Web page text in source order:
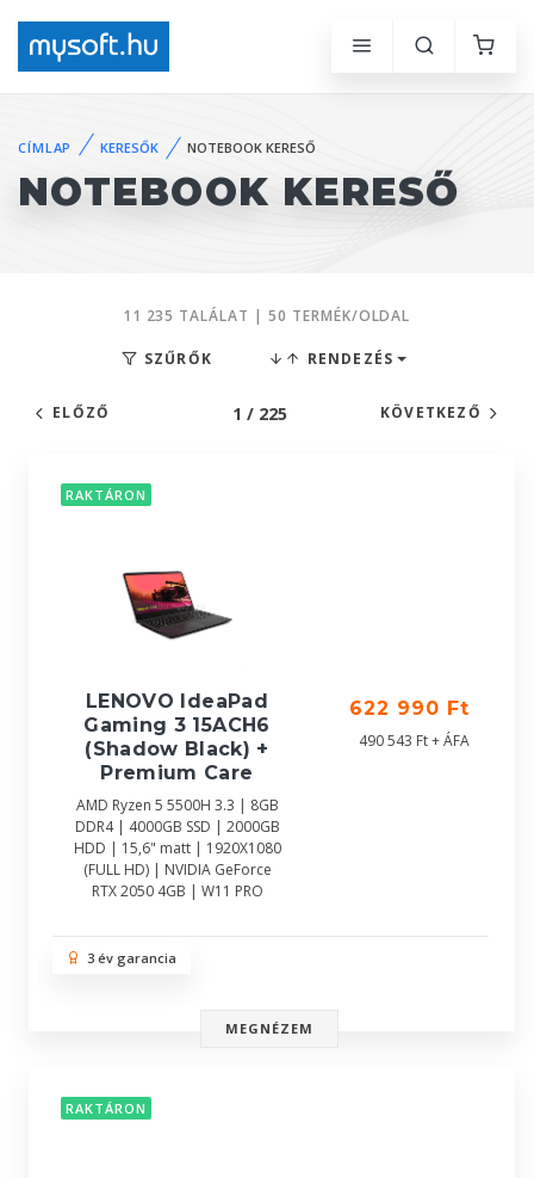
CÍMLAP KERESŐK NOTEBOOK KERESŐ
NOTEBOOK KERESŐ
11 235 TALÁLAT | 50 TERMÉK/OLDAL
SZŰRŐK RENDEZÉS
ELŐZŐ 1 / 225 KÖVETKEZŐ
RAKTÁRON
LENOVO IdeaPad
Gaming 3 15ACH6
(Shadow Black) +
Premium Care
AMD Ryzen 5 5500H 3.3 | 8GB
DDR4 | 4000GB SSD | 2000GB
HDD | 15,6" matt | 1920X1080
(FULL HD) | NVIDIA GeForce
RTX 2050 4GB | W11 PRO
622 990 Ft
490 543 Ft + ÁFA
3 év garancia
MEGNÉZEM
RAKTÁRON